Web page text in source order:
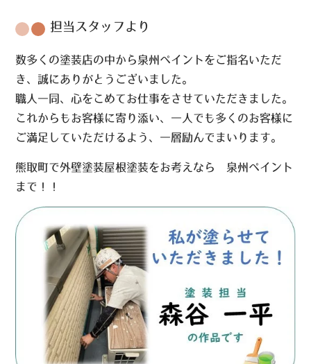
担当スタッフより
数多くの塗装店の中から泉州ペイントをご指名いただ
き、誠にありがとうございました。
職人一同、心をこめてお仕事をさせていただきました。
これからもお客様に寄り添い、一人でも多くのお客様に
ご満足していただけるよう、一層励んでまいります。
熊取町で外壁塗装屋根塗装をお考えなら 泉州ペイント
まで！！